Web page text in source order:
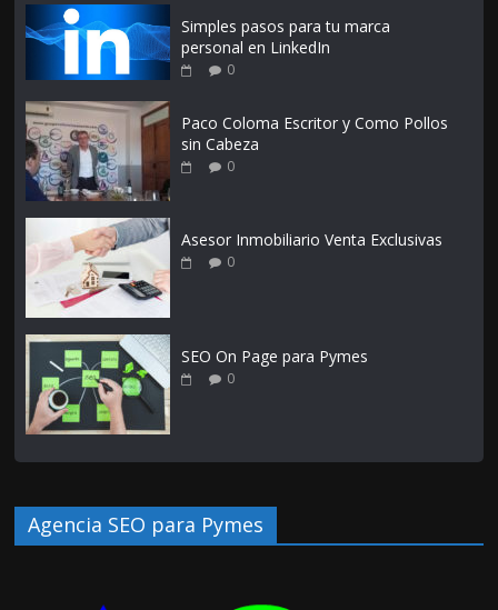
Simples pasos para tu marca
personal en LinkedIn
0
Paco Coloma Escritor y Como Pollos
sin Cabeza
0
Asesor Inmobiliario Venta Exclusivas
0
SEO On Page para Pymes
0
Agencia SEO para Pymes